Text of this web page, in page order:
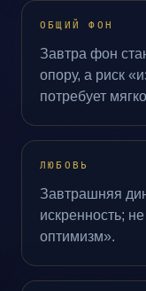
ОБЩИЙ ФОН
Завтра фон
опору, а риск
потребует
ЛЮБОВЬ
Завтрашняя
искренность;
оптимизм».